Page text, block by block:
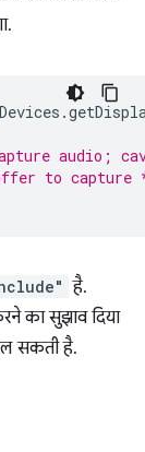
.
audio;
to capture
है.
का सुझाव दिया
सकती है.